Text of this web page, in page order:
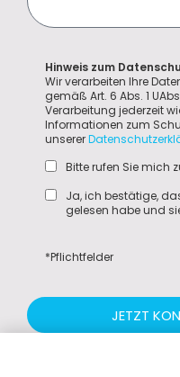
Hinweis zum
Wir verarbeiten Ihre
gemäß Art. 6 Abs. 1
Verarbeitung jederzeit
Informationen zum
unserer
Bitte rufen Sie mich
Ja, ich bestätige,
gelesen habe und
*Pflichtfelder